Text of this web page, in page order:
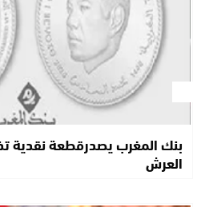
بنك المغرب يصدرقطعة نقدية
العرش